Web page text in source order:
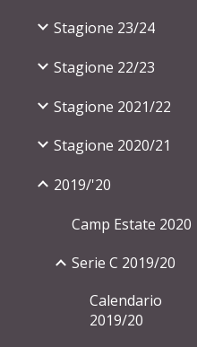
Stagione 23/24
Stagione 22/23
Stagione 2021/22
Stagione 2020/21
2019/'20
Camp Estate 2020
Serie C 2019/20
Calendario
2019/20